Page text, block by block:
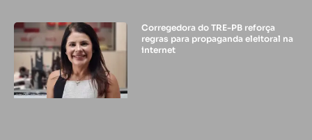
Corregedora do TRE-PB reforça
regras para propaganda eleitoral na
internet